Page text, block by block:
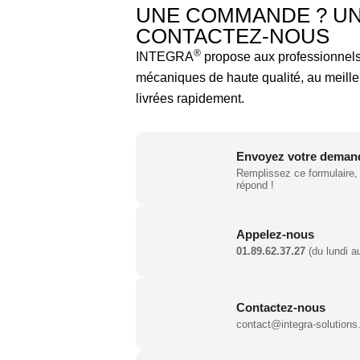
UNE COMMANDE ?
CONTACTEZ-NOUS
INTEGRA® propose aux
mécaniques de haute qualité, au
livrées rapidement.
Envoyez votre
Remplissez ce
répond !
Appelez-nous
01.89.62.37.27 (du lundi
Contactez-nous
contact@integra-